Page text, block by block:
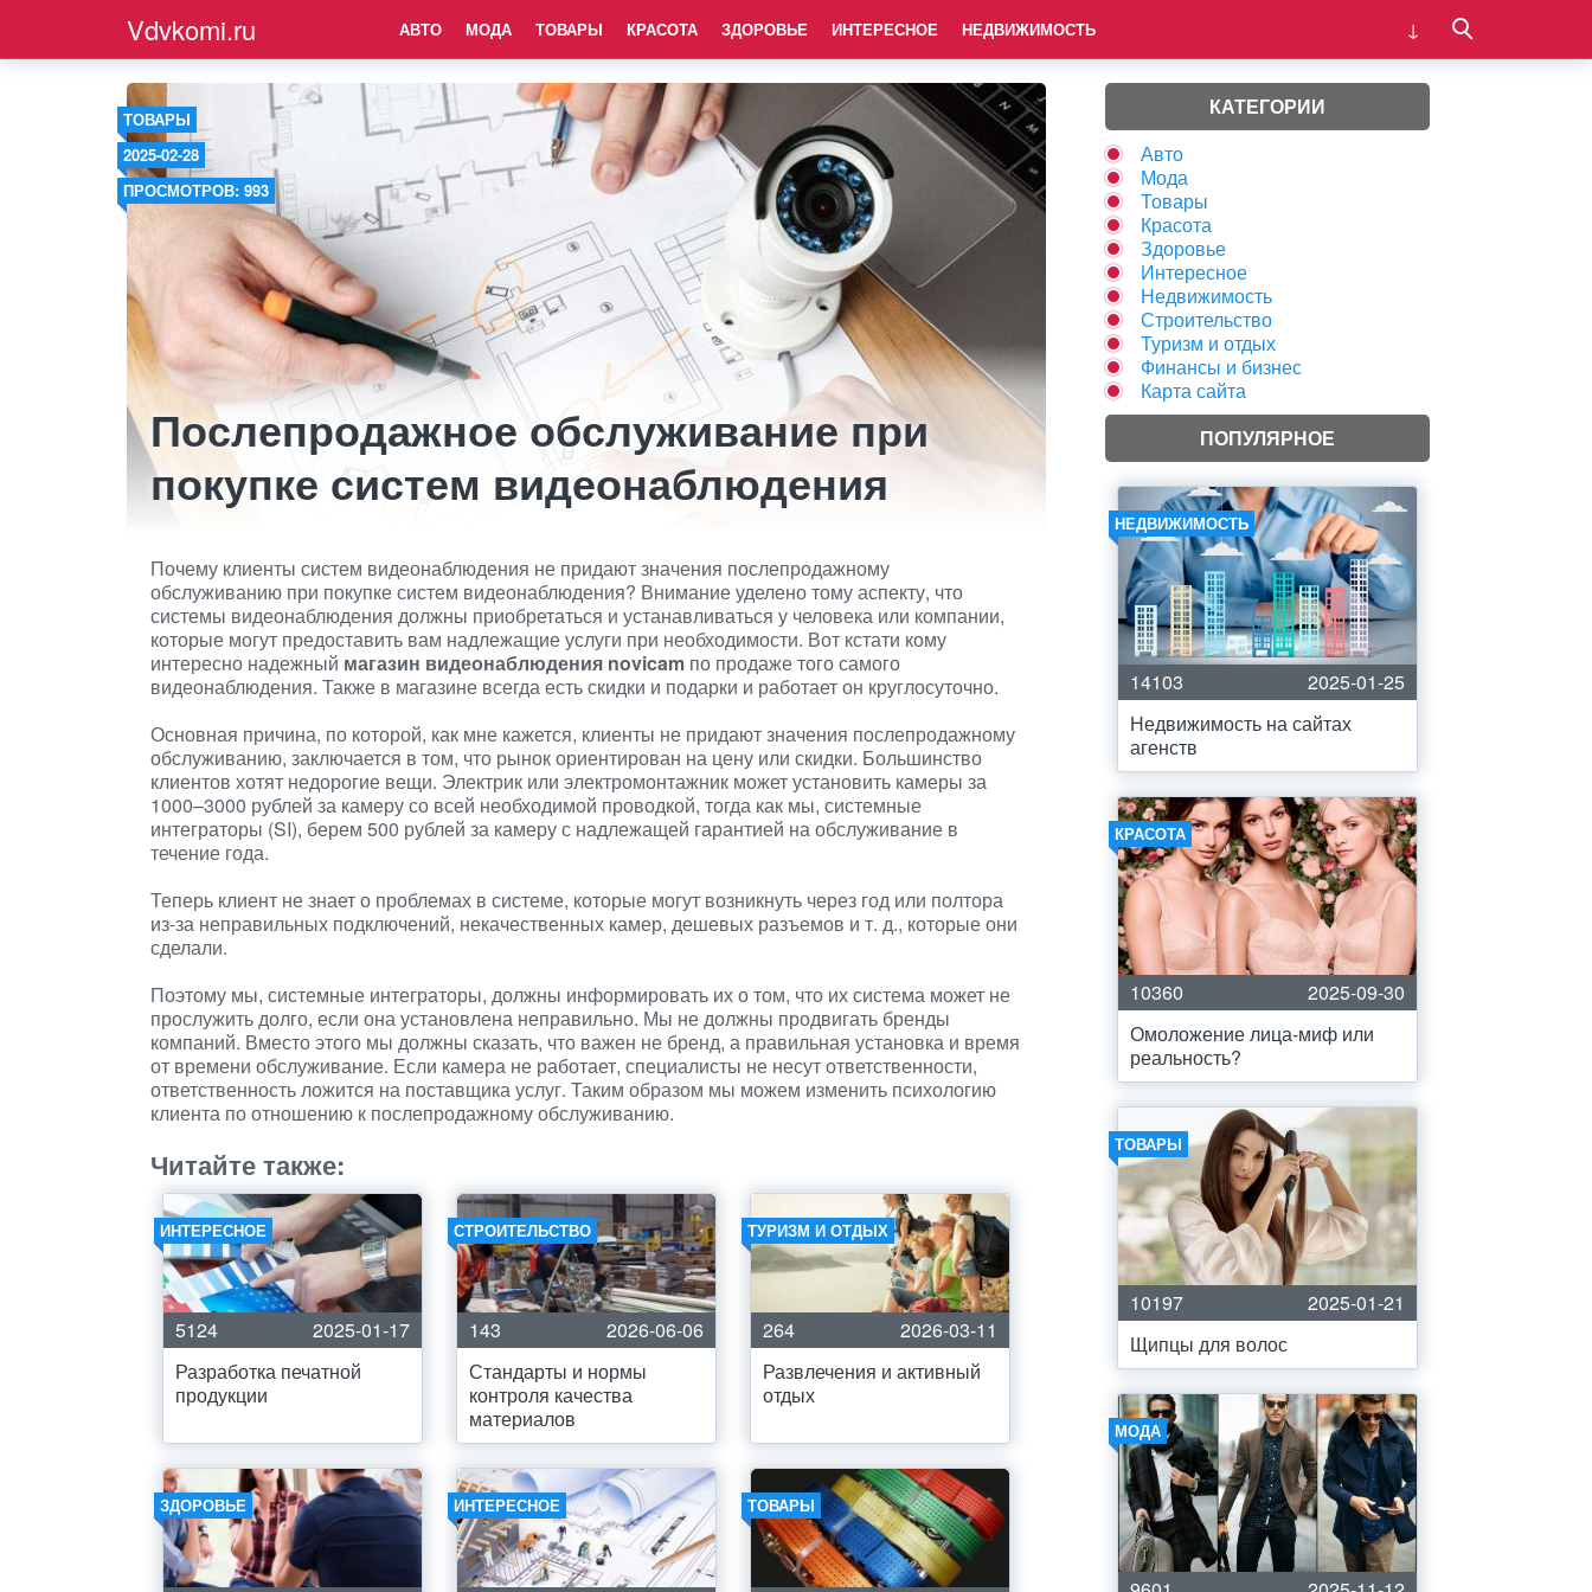
Vdvkomi.ru АВТО МОДА ТОВАРЫ КРАСОТА ЗДОРОВЬЕ ИНТЕРЕСНОЕ НЕДВИЖИМОСТЬ
ТОВАРЫ
2025-02-28
ПРОСМОТРОВ: 993
Послепродажное обслуживание при
покупке систем видеонаблюдения
Почему клиенты систем видеонаблюдения не придают значения послепродажному
обслуживанию при покупке систем видеонаблюдения? Внимание уделено тому аспекту, что
системы видеонаблюдения должны приобретаться и устанавливаться у человека или компании,
которые могут предоставить вам надлежащие услуги при необходимости. Вот кстати кому
интересно надежный магазин видеонаблюдения novicam по продаже того самого
видеонаблюдения. Также в магазине всегда есть скидки и подарки и работает он круглосуточно.
Основная причина, по которой, как мне кажется, клиенты не придают значения послепродажному
обслуживанию, заключается в том, что рынок ориентирован на цену или скидки. Большинство
клиентов хотят недорогие вещи. Электрик или электромонтажник может установить камеры за
1000–3000 рублей за камеру со всей необходимой проводкой, тогда как мы, системные
интеграторы (SI), берем 500 рублей за камеру с надлежащей гарантией на обслуживание в
течение года.
Теперь клиент не знает о проблемах в системе, которые могут возникнуть через год или полтора
из-за неправильных подключений, некачественных камер, дешевых разъемов и т. д., которые они
сделали.
Поэтому мы, системные интеграторы, должны информировать их о том, что их система может не
прослужить долго, если она установлена неправильно. Мы не должны продвигать бренды
компаний. Вместо этого мы должны сказать, что важен не бренд, а правильная установка и время
от времени обслуживание. Если камера не работает, специалисты не несут ответственности,
ответственность ложится на поставщика услуг. Таким образом мы можем изменить психологию
клиента по отношению к послепродажному обслуживанию.
Читайте также:
ИНТЕРЕСНОЕ
5124
2025-01-17
Разработка печатной
продукции
СТРОИТЕЛЬСТВО
143
2026-06-06
Стандарты и нормы
контроля качества
материалов
ТУРИЗМ И ОТДЫХ
264
2026-03-11
Развлечения и активный
отдых
ЗДОРОВЬЕ ИНТЕРЕСНОЕ ТОВАРЫ
КАТЕГОРИИ
Авто
Мода
Товары
Красота
Здоровье
Интересное
Недвижимость
Строительство
Туризм и отдых
Финансы и бизнес
Карта сайта
ПОПУЛЯРНОЕ
НЕДВИЖИМОСТЬ
14103
2025-01-25
Недвижимость на сайтах
агенств
КРАСОТА
10360
2025-09-30
Омоложение лица-миф или
реальность?
ТОВАРЫ
10197
2025-01-21
Щипцы для волос
МОДА